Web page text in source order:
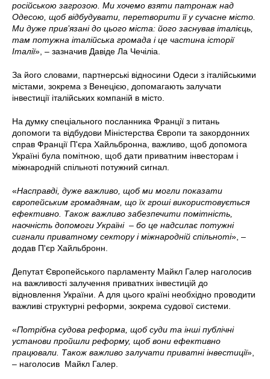
російською загрозою. Ми хочемо взяти патронаж над
Одесою, щоб відбудувати, перетворити її у сучасне місто.
Ми дуже прив’язані до цього міста: його заснував італієць,
там потужна італійська громада і це частина історії
Італії», – зазначив Давіде Ла Чечіліа.
За його словами, партнерські відносини Одеси з італійськими
містами, зокрема з Венецією, допомагають залучати
інвестиції італійських компаній в місто.
На думку спеціального посланника Франції з питань
допомоги та відбудови Міністерства Європи та закордонних
справ Франції П'єра Хайльбронна, важливо, щоб допомога
Україні була помітною, щоб дати приватним інвесторам і
міжнародній спільноті потужний сигнал.
«Насправді, дуже важливо, щоб ми могли показати
європейським громадянам, що їх гроші використовується
ефективно. Також важливо забезпечити помітність,
наочність допомоги Україні – бо це надсилає потужні
сигнали приватному сектору і міжнародній спільноті», –
додав П'єр Хайльбронн.
Депутат Європейського парламенту Майкл Галер наголосив
на важливості залучення приватних інвестицій до
відновлення України. А для цього країні необхідно проводити
важливі структурні реформи, зокрема судової системи.
«Потрібна судова реформа, щоб суди та інші публічні
установи пройшли реформу, щоб вони ефективно
працювали. Також важливо залучати приватні інвестиції»,
– наголосив Майкл Галер.